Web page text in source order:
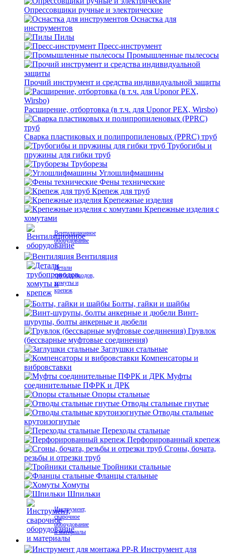
Опрессовщики ручные и электрические
Оснастка для
инструментов
Пилы
Пресс-инструмент
Промышленные пылесосы
Прочий инструмент и средства индивидуальной защиты
Расширение, отбортовка (в т.ч. для Uponor PEX, Wirsbo)
Сварка пластиковых и полипропиленовых (PPRC) труб
Трубогибы и
пружины для гибки труб
Труборезы
Углошлифмашины
Фены технические
Крепеж для труб
Крепежные изделия
Крепежные изделия с
хомутами
Вентиляционное
оборудование
Вентиляция
Детали
трубопроводов,
хомуты и
крепеж
Болты, гайки и шайбы
Винт-
шурупы, болты анкерные и дюбели
Грувлок
(бессварные муфтовые соединения)
Заглушки стальные
Компенсаторы и
вибровставки
Муфты
соединительные ПФРК и ДРК
Опоры стальные
Отводы стальные гнутые
Отводы стальные
крутоизогнутые
Переходы стальные
Перфорированный крепеж
Сгоны, бочата,
резьбы и отрезки труб
Тройники стальные
Фланцы стальные
Хомуты
Шпильки
Инструмент,
сварочное
оборудование
и материалы
Инструмент для